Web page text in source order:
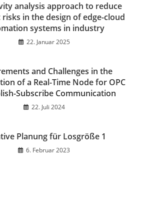
analysis approach to reduce
in the design of edge-cloud
systems in industry
22. Januar 2025
and Challenges in the
of a Real-Time Node for OPC
Subscribe Communication
22. Juli 2024
Planung für Losgröße 1
6. Februar 2023